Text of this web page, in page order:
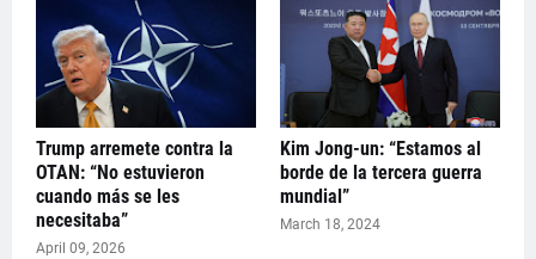
Trump arremete contra la
OTAN: “No estuvieron
cuando más se les
necesitaba”
April 09, 2026
Kim Jong-un: “Estamos al
borde de la tercera guerra
mundial”
March 18, 2024